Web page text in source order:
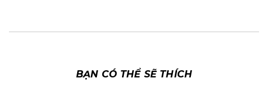
BẠN CÓ THỂ SẼ THÍCH